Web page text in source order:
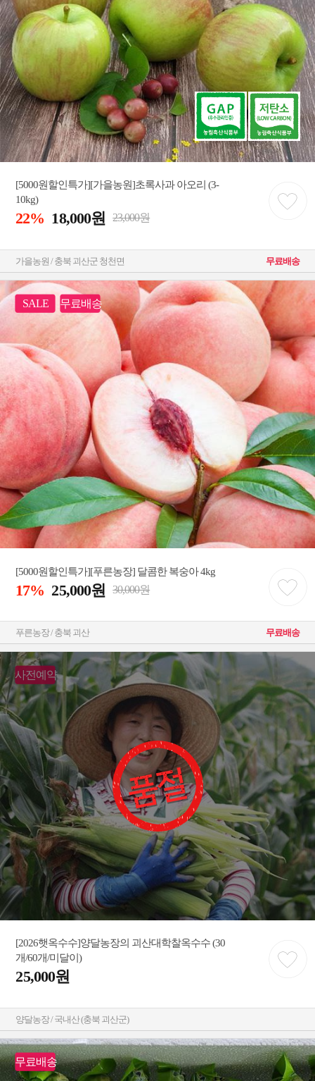
[5000원할인특가][가을농원]초록사과 아오리 (3-
10kg)
22% 18,000원 23,000원
가을농원 / 충북 괴산군 청천면 무료배송
SALE 무료배송
[5000원할인특가][푸른농장] 달콤한 복숭아 4kg
17% 25,000원 30,000원
푸른농장 / 충북 괴산 무료배송
사전예약
[2026햇옥수수]양달농장의 괴산대학찰옥수수 (30
개/60개/미달이)
25,000원
양달농장 / 국내산 (충북 괴산군)
무료배송